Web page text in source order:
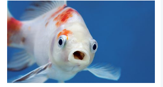
. . onsdag den 1. april 2026
Det regner med fisk og mytiske bølger.